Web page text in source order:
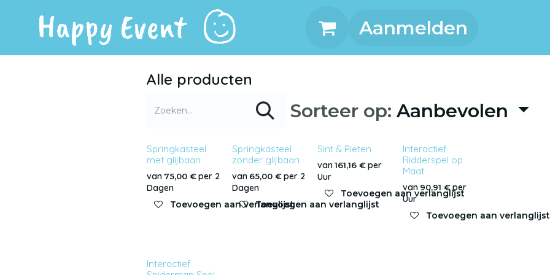
Aanmelden
Alle producten
Sorteer op: Aanbevolen
Springkasteel
met glijbaan
van 75,00 €per 2
Dagen
Toevoegen aan verlanglijst
Springkasteel
zonder glijbaan
van 65,00€per 2
Dagen
Toevoegen aan verlanglijst
Sint & Pieten
van161,16€per
Uur
Toevoegen aan verlanglijst
Interactief
Ridderspel op
Maat
van 90,91 €per
Uur
Toevoegen aan verlanglijst
Interactief